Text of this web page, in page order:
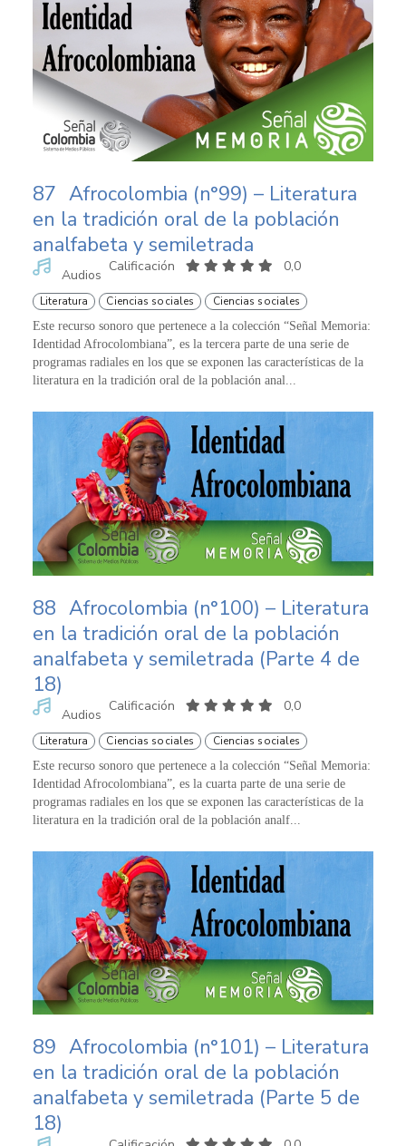
87 Afrocolombia (n°99) – Literatura
en la tradición oral de la población
analfabeta y semiletrada
Audios
Calificación 0,0
Literatura Ciencias sociales Ciencias sociales
Este recurso sonoro que pertenece a la colección “Señal Memoria:
Identidad Afrocolombiana”, es la tercera parte de una serie de
programas radiales en los que se exponen las características de la
literatura en la tradición oral de la población anal...
88 Afrocolombia (n°100) – Literatura
en la tradición oral de la población
analfabeta y semiletrada (Parte 4 de
18)
Audios
Calificación 0,0
Literatura Ciencias sociales Ciencias sociales
Este recurso sonoro que pertenece a la colección “Señal Memoria:
Identidad Afrocolombiana”, es la cuarta parte de una serie de
programas radiales en los que se exponen las características de la
literatura en la tradición oral de la población analf...
89 Afrocolombia (n°101) – Literatura
en la tradición oral de la población
analfabeta y semiletrada (Parte 5 de
18)